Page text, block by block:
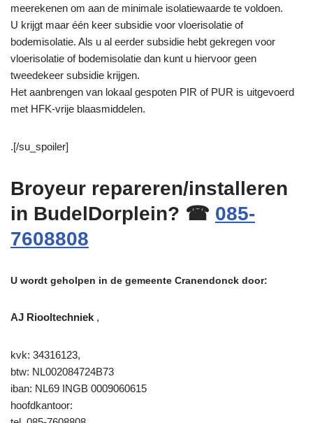
meerekenen om aan de minimale isolatiewaarde te voldoen.
U krijgt maar één keer subsidie voor vloerisolatie of
bodemisolatie. Als u al eerder subsidie hebt gekregen voor
vloerisolatie of bodemisolatie dan kunt u hiervoor geen
tweedekeer subsidie krijgen.
Het aanbrengen van lokaal gespoten PIR of PUR is uitgevoerd
met HFK-vrije blaasmiddelen.
.[/su_spoiler]
Broyeur repareren/installeren
in BudelDorplein? ☎ 085-
7608808
U wordt geholpen in de gemeente Cranendonck door:
AJ Riooltechniek ,
kvk: 34316123,
btw: NL002084724B73
iban: NL69 INGB 0009060615
hoofdkantoor: